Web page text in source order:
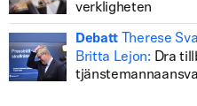
verkligheten
Debatt
Therese
Britta Lejon: Dra